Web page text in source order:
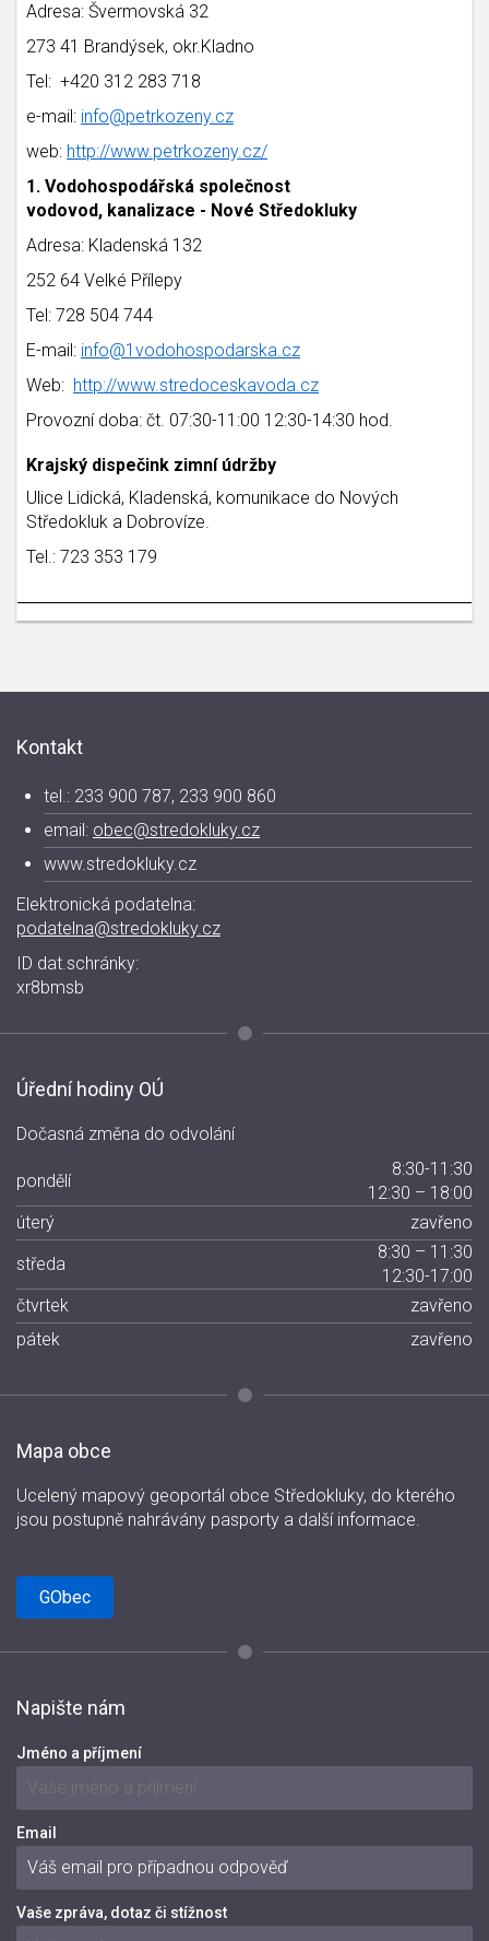
Adresa: Švermovská 32
273 41 Brandýsek, okr.Kladno
Tel: +420 312 283 718
e-mail: info@petrkozeny.cz
web: http://www.petrkozeny.cz/
1. Vodohospodářská společnost
vodovod, kanalizace - Nové Středokluky
Adresa: Kladenská 132
252 64 Velké Přílepy
Tel: 728 504 744
E-mail: info@1vodohospodarska.cz
Web: http://www.stredoceskavoda.cz
Provozní doba: čt. 07:30-11:00 12:30-14:30 hod.
Krajský dispečink zimní údržby
Ulice Lidická, Kladenská, komunikace do Nových
Středokluk a Dobrovíze.
Tel.: 723 353 179
Kontakt
tel.: 233 900 787, 233 900 860
email: obec@stredokluky.cz
www.stredokluky.cz
Elektronická podatelna:
podatelna@stredokluky.cz
ID dat.schránky:
xr8bmsb
Úřední hodiny OÚ
Dočasná změna do odvolání
pondělí
8:30-11:30
12:30 – 18:00
úterý
zavřeno
středa
8:30 – 11:30
12:30-17:00
čtvrtek
zavřeno
pátek
zavřeno
Mapa obce
Ucelený mapový geoportál obce Středokluky, do kterého
jsou postupně nahrávány pasporty a další informace.
GObec
Napište nám
Jméno a příjmení
Email
Vaše zpráva, dotaz či stížnost